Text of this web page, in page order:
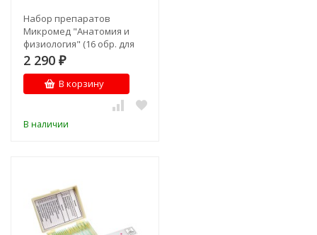
Набор препаратов
Микромед "Анатомия и
физиология" (16 обр. для
школы)
2 290 ₽
В корзину
В наличии